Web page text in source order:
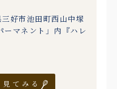
好市池田町西山中塚
ーマネント」内『ハレ
てみる